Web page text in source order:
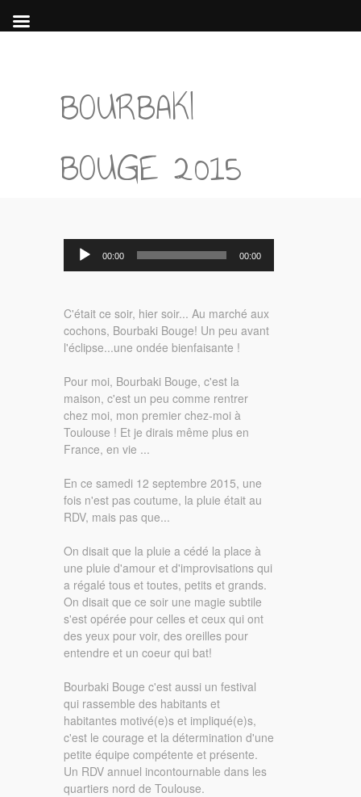
BOURBAKI
BOUGE 2015
Lecteur
audio
00:00 00:00
C'était ce soir, hier soir... Au marché aux
cochons, Bourbaki Bouge! Un peu avant
l'éclipse...une ondée bienfaisante !
Pour moi, Bourbaki Bouge, c'est la
maison, c'est un peu comme rentrer
chez moi, mon premier chez-moi à
Toulouse ! Et je dirais même plus en
France, en vie ...
En ce samedi 12 septembre 2015, une
fois n'est pas coutume, la pluie était au
RDV, mais pas que...
On disait que la pluie a cédé la place à
une pluie d'amour et d'improvisations qui
a régalé tous et toutes, petits et grands.
On disait que ce soir une magie subtile
s'est opérée pour celles et ceux qui ont
des yeux pour voir, des oreilles pour
entendre et un coeur qui bat!
Bourbaki Bouge c'est aussi un festival
qui rassemble des habitants et
habitantes motivé(e)s et impliqué(e)s,
c'est le courage et la détermination d'une
petite équipe compétente et présente.
Un RDV annuel incontournable dans les
quartiers nord de Toulouse.